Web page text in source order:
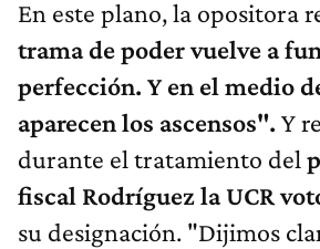
En este plano, la opositora
trama de poder vuelve a
perfección. Y en el medio
aparecen los ascensos". Y
durante el tratamiento del
fiscal Rodríguez la UCR
su designación. "Dijimos